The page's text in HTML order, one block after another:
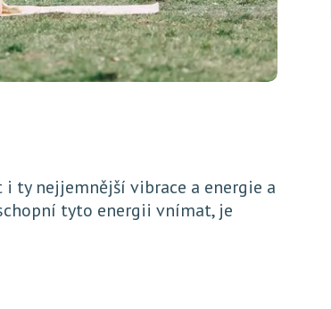
ty nejjemnější vibrace a energie a
tyto energii vnímat, je